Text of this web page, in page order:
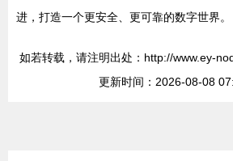
进，打造一个更安全、更可靠的数字世界。
如若转载，请注明出处：http://www.ey-
更新时间：2026-08-08